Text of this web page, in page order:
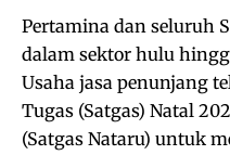
Pertamina dan seluruh
dalam sektor hulu
Usaha jasa penunjang
Tugas (Satgas) Natal
(Satgas Nataru) untuk